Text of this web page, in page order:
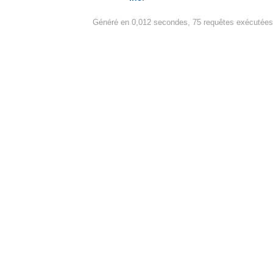
Généré en 0,012 secondes, 75 requêtes exécutées